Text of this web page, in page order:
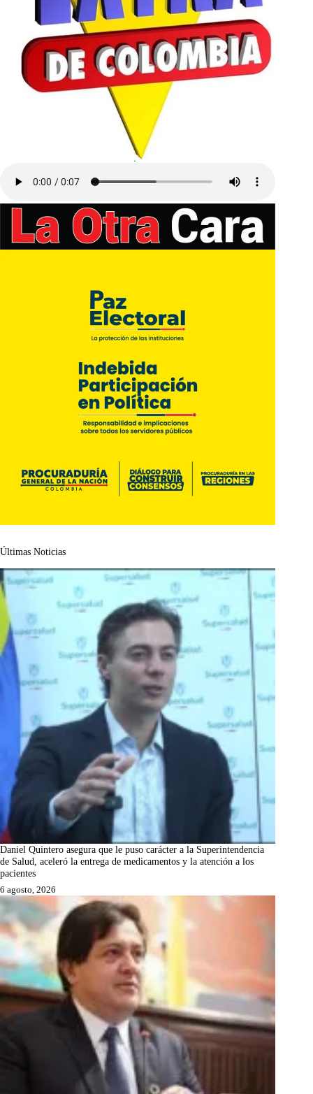
Últimas Noticias
Daniel Quintero asegura que le puso carácter a la Superintendencia
de Salud, aceleró la entrega de medicamentos y la atención a los
pacientes
6 agosto, 2026